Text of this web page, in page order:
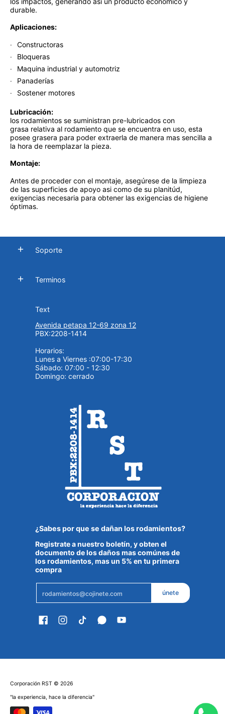
durable.
Aplicaciones:
Constructoras
Bloqueras
Maquina industrial y automotriz
Panaderías
Sostener motores
Lubricación:
los rodamientos se suministran pre-lubricados con
grasa relativa al rodamiento que se encuentra en uso, esta
posee grasera para poder extraerla de manera mas sencilla a
la hora de reemplazar la pieza.
Montaje:
Antes de proceder con el montaje, asegúrese de la limpieza
de las superficies de apoyo asi como de su planitúd,
exigencias necesaria para obtener las exigencias de higiene
óptimas.
Soporte
Terminos
Text
Avenida petapa 12-69 zona 12
PBX:2208-1414
Horarios:
Lunes a Viernes :07:00-17:30
Sábado: 07:00 - 12:30
Domingo: cerrado
¿Sabes por que se dañan los rodamientos?
Registrate a nuestro boletín, y obten el
documento de los daños mas comúnes de
los rodamientos, mas un 5% en tu primera
compra
únete
Corporación RST © 2026
"la experiencia, hace la diferencia"